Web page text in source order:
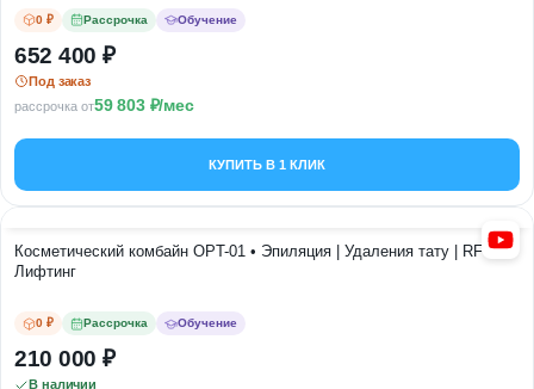
0 ₽ Рассрочка Обучение
652 400
Под заказ
рассрочка от59 803 /мес
КУПИТЬ В 1 КЛИК
Косметический комбайн OPT-01 • Эпиляция | Удаления тату | RF -
Лифтинг
0 ₽ Рассрочка Обучение
210 000
В наличии